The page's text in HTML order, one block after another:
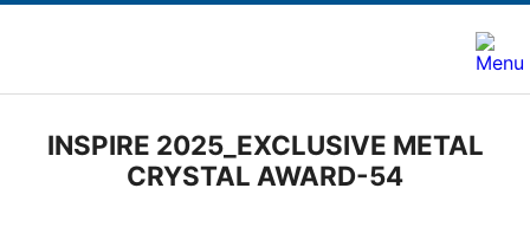
INSPIRE 2025_EXCLUSIVE METAL
CRYSTAL AWARD-54